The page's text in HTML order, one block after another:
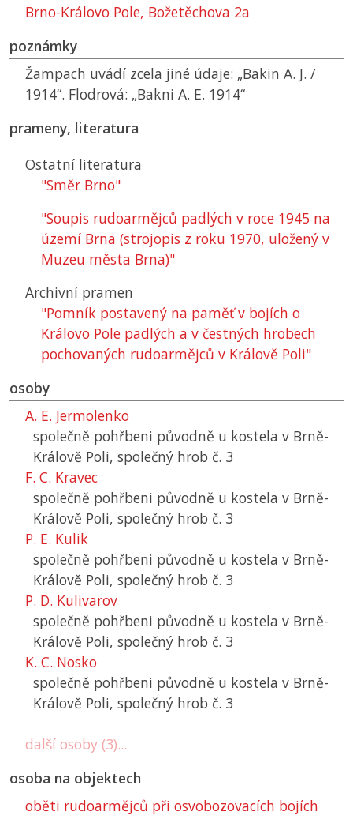
Brno-Královo Pole, Božetěchova 2a
poznámky
Žampach uvádí zcela jiné údaje: „Bakin A. J. /
1914“. Flodrová: „Bakni A. E. 1914“
prameny, literatura
Ostatní literatura
"Směr Brno"
"Soupis rudoarmějců padlých v roce 1945 na
území Brna (strojopis z roku 1970, uložený v
Muzeu města Brna)"
Archivní pramen
"Pomník postavený na paměť v bojích o
Královo Pole padlých a v čestných hrobech
pochovaných rudoarmějců v Králově Poli"
osoby
A. E. Jermolenko
společně pohřbeni původně u kostela v Brně-
Králově Poli, společný hrob č. 3
F. C. Kravec
společně pohřbeni původně u kostela v Brně-
Králově Poli, společný hrob č. 3
P. E. Kulik
společně pohřbeni původně u kostela v Brně-
Králově Poli, společný hrob č. 3
P. D. Kulivarov
společně pohřbeni původně u kostela v Brně-
Králově Poli, společný hrob č. 3
K. C. Nosko
společně pohřbeni původně u kostela v Brně-
Králově Poli, společný hrob č. 3
další osoby (3)...
osoba na objektech
oběti rudoarmějců při osvobozovacích bojích